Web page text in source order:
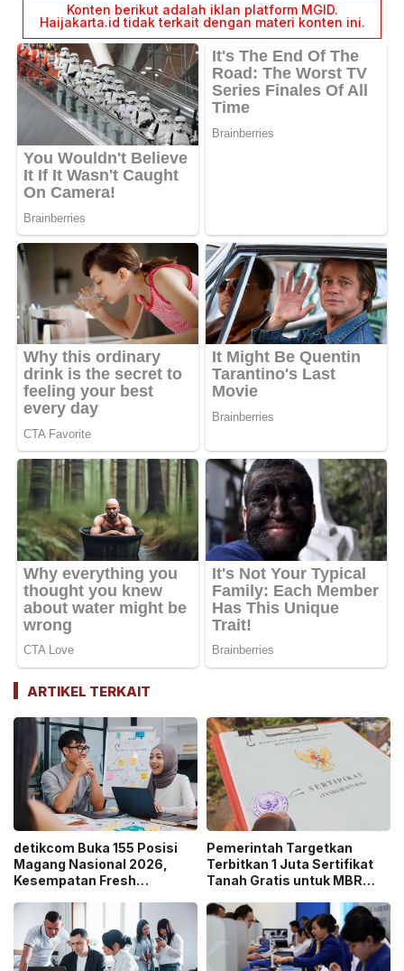
ARTIKEL TERKAIT
detikcom Buka 155 Posisi
Magang Nasional 2026,
Kesempatan Fresh
Media Digital!
Pemerintah Targetkan
Terbitkan 1 Juta Sertifikat
Tanah Gratis untuk MBR